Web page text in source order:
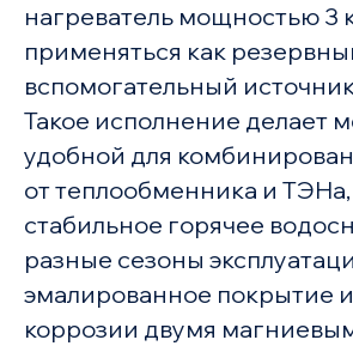
нагреватель мощностью 3
применяться как
вспомогательный
Такое исполнение делает
удобной для
от теплообменника и
стабильное горячее
разные сезоны
эмалированное покрытие
коррозии двумя